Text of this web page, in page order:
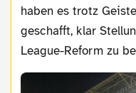
haben es trotz
geschafft, klar
League-Reform zu